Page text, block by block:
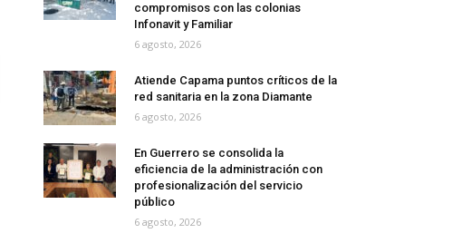
compromisos con las colonias
Infonavit y Familiar
6 agosto, 2026
Atiende Capama puntos críticos de la
red sanitaria en la zona Diamante
6 agosto, 2026
En Guerrero se consolida la
eficiencia de la administración con
profesionalización del servicio
público
6 agosto, 2026